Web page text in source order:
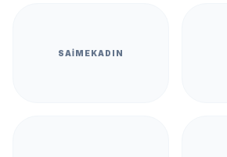
SAIMEKADIN